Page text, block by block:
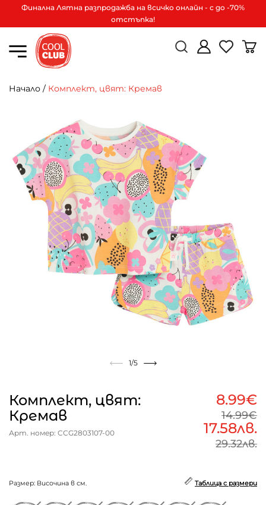
Финална Лятна разпродажба на всичко онлайн - с до -70%
отстъпка!
Начало / Комплект, цвят: Кремав
1/5
Комплект, цвят:
Кремав
Арт. номер: CCG2803107-00
8.99€
14.99€
17.58лв.
29.32лв.
Размер: Височина в см. Таблица с размери